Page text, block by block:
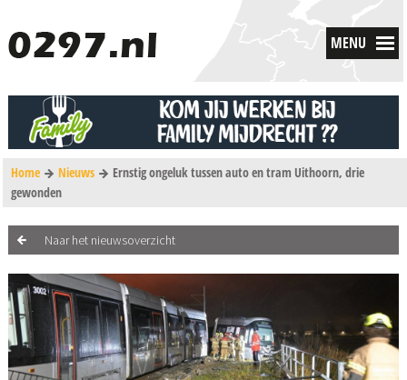
MENU
Home Nieuws
Ernstig ongeluk tussen auto en tram Uithoorn, drie
gewonden
Naar het nieuwsoverzicht